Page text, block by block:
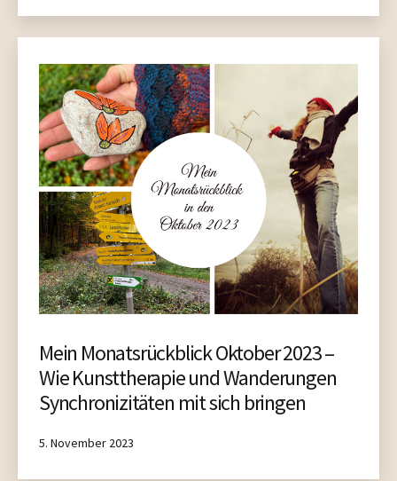
Mein Monatsrückblick Oktober 2023 –
Wie Kunsttherapie und Wanderungen
Synchronizitäten mit sich bringen
Published
5. November 2023